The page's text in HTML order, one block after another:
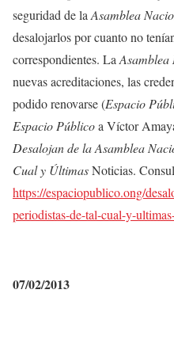
seguridad de la Asamblea
desalojarlos por cuanto no
correspondientes. La
nuevas acreditaciones, las
podido renovarse (Espacio
Espacio Públicoa Víctor
Desalojan de la Asamblea
Cual y ÚltimasNoticias.
https://espaciopublico.ong/
periodistas-de-tal-cual-y-
07/02/2013